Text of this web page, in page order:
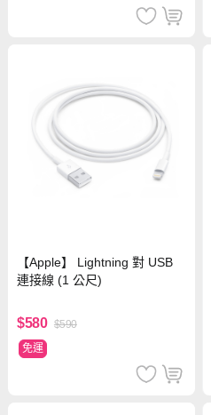
【Apple】 Lightning 對 USB
連接線 (1 公尺)
$580 $590
免運